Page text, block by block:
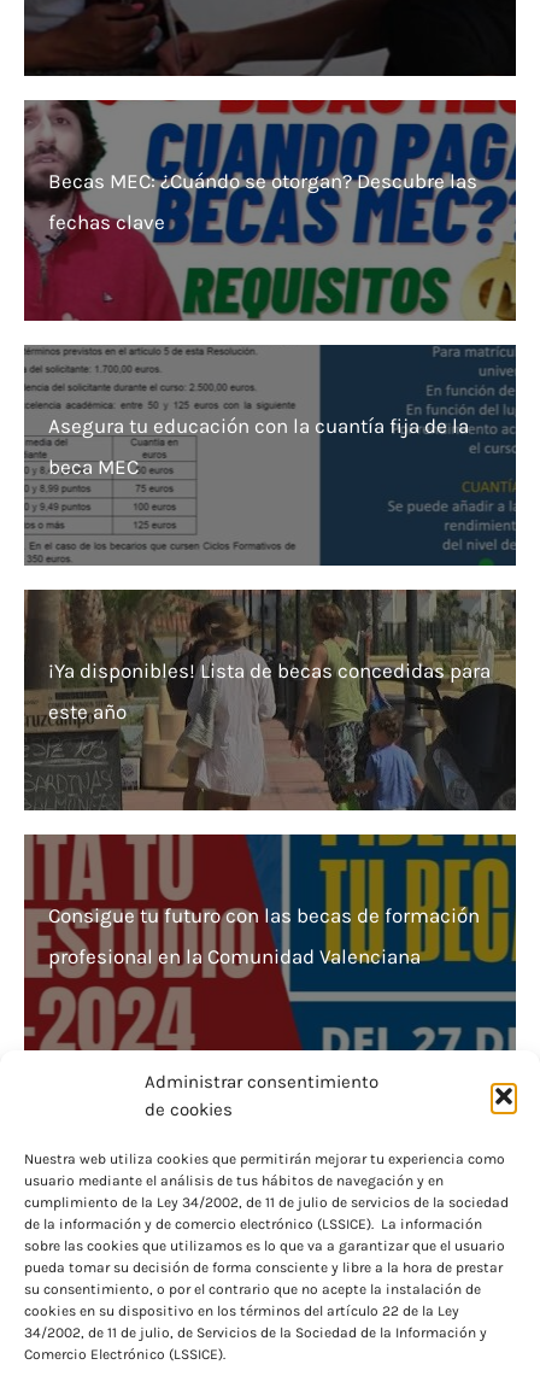
Administrar consentimiento
de cookies
Nuestra web utiliza cookies que permitirán mejorar tu experiencia como
usuario mediante el análisis de tus hábitos de navegación y en
cumplimiento de la Ley 34/2002, de 11 de julio de servicios de la sociedad
de la información y de comercio electrónico (LSSICE). La información
sobre las cookies que utilizamos es lo que va a garantizar que el usuario
pueda tomar su decisión de forma consciente y libre a la hora de prestar
su consentimiento, o por el contrario que no acepte la instalación de
cookies en su dispositivo en los términos del artículo 22 de la Ley
34/2002, de 11 de julio, de Servicios de la Sociedad de la Información y
Comercio Electrónico (LSSICE).
Becas MEC: ¿Cuándo se otorgan? Descubre las
fechas clave
Asegura tu educación con la cuantía fija de la
beca MEC
¡Ya disponibles! Lista de becas concedidas para
este año
Consigue tu futuro con las becas de formación
profesional en la Comunidad Valenciana
¿Eres beneficiario de becas para necesidades
educativas especiales? Consulta su estado
ahora